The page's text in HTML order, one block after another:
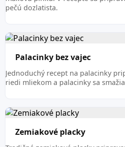
pečú dozlatista.
Palacinky bez vajec
Jednoduchý recept na palacinky
riedi mliekom a palacinky sa
Zemiakové placky